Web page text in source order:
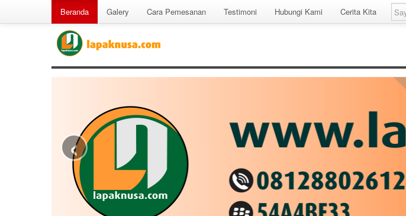
Beranda Galery Cara Pemesanan Testimoni Hubungi Kami Cerita Kita
‹